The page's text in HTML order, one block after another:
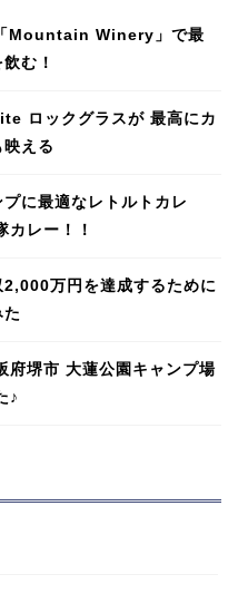
Mountain Winery」で最
む！
ロックグラスが 最高にカ
える
プに最適なレトルトカレ
カレー！！
2,000万円を達成するために
府堺市 大蓮公園キャンプ場
♪